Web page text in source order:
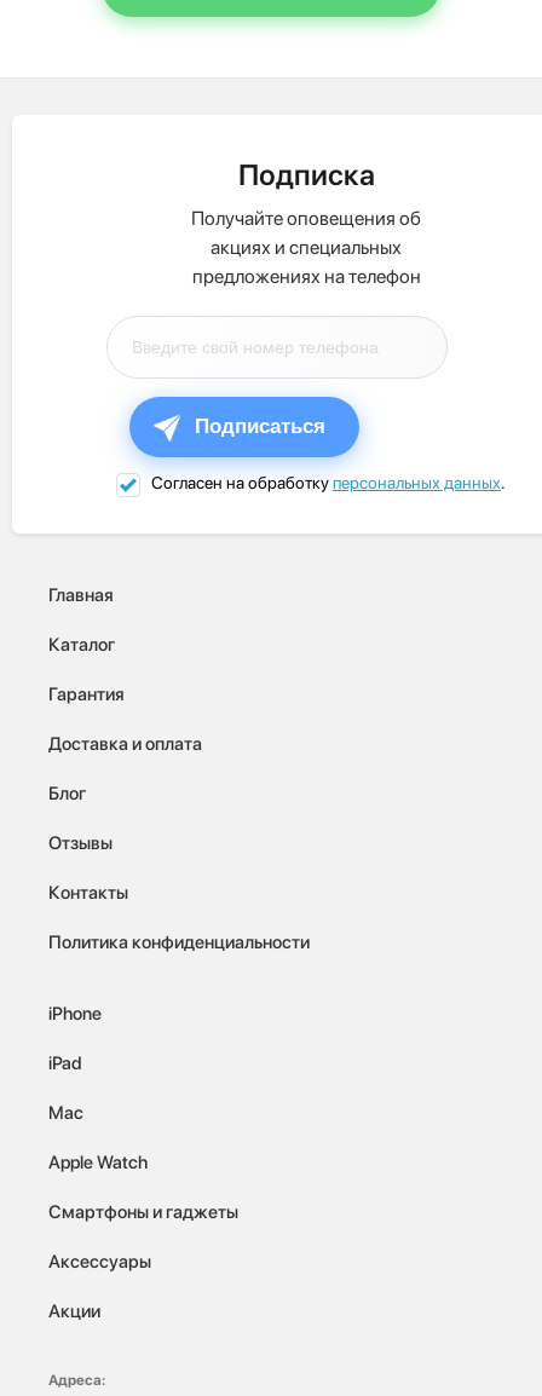
Подписка
Получайте оповещения об
акциях и специальных
предложениях на телефон
Подписаться
Согласен на обработкуперсональных данных.
Главная
Каталог
Гарантия
Доставка и оплата
Блог
Отзывы
Контакты
Политика конфиденциальности
iPhone
iPad
Mac
Apple Watch
Смартфоны и гаджеты
Аксессуары
Акции
Адреса: